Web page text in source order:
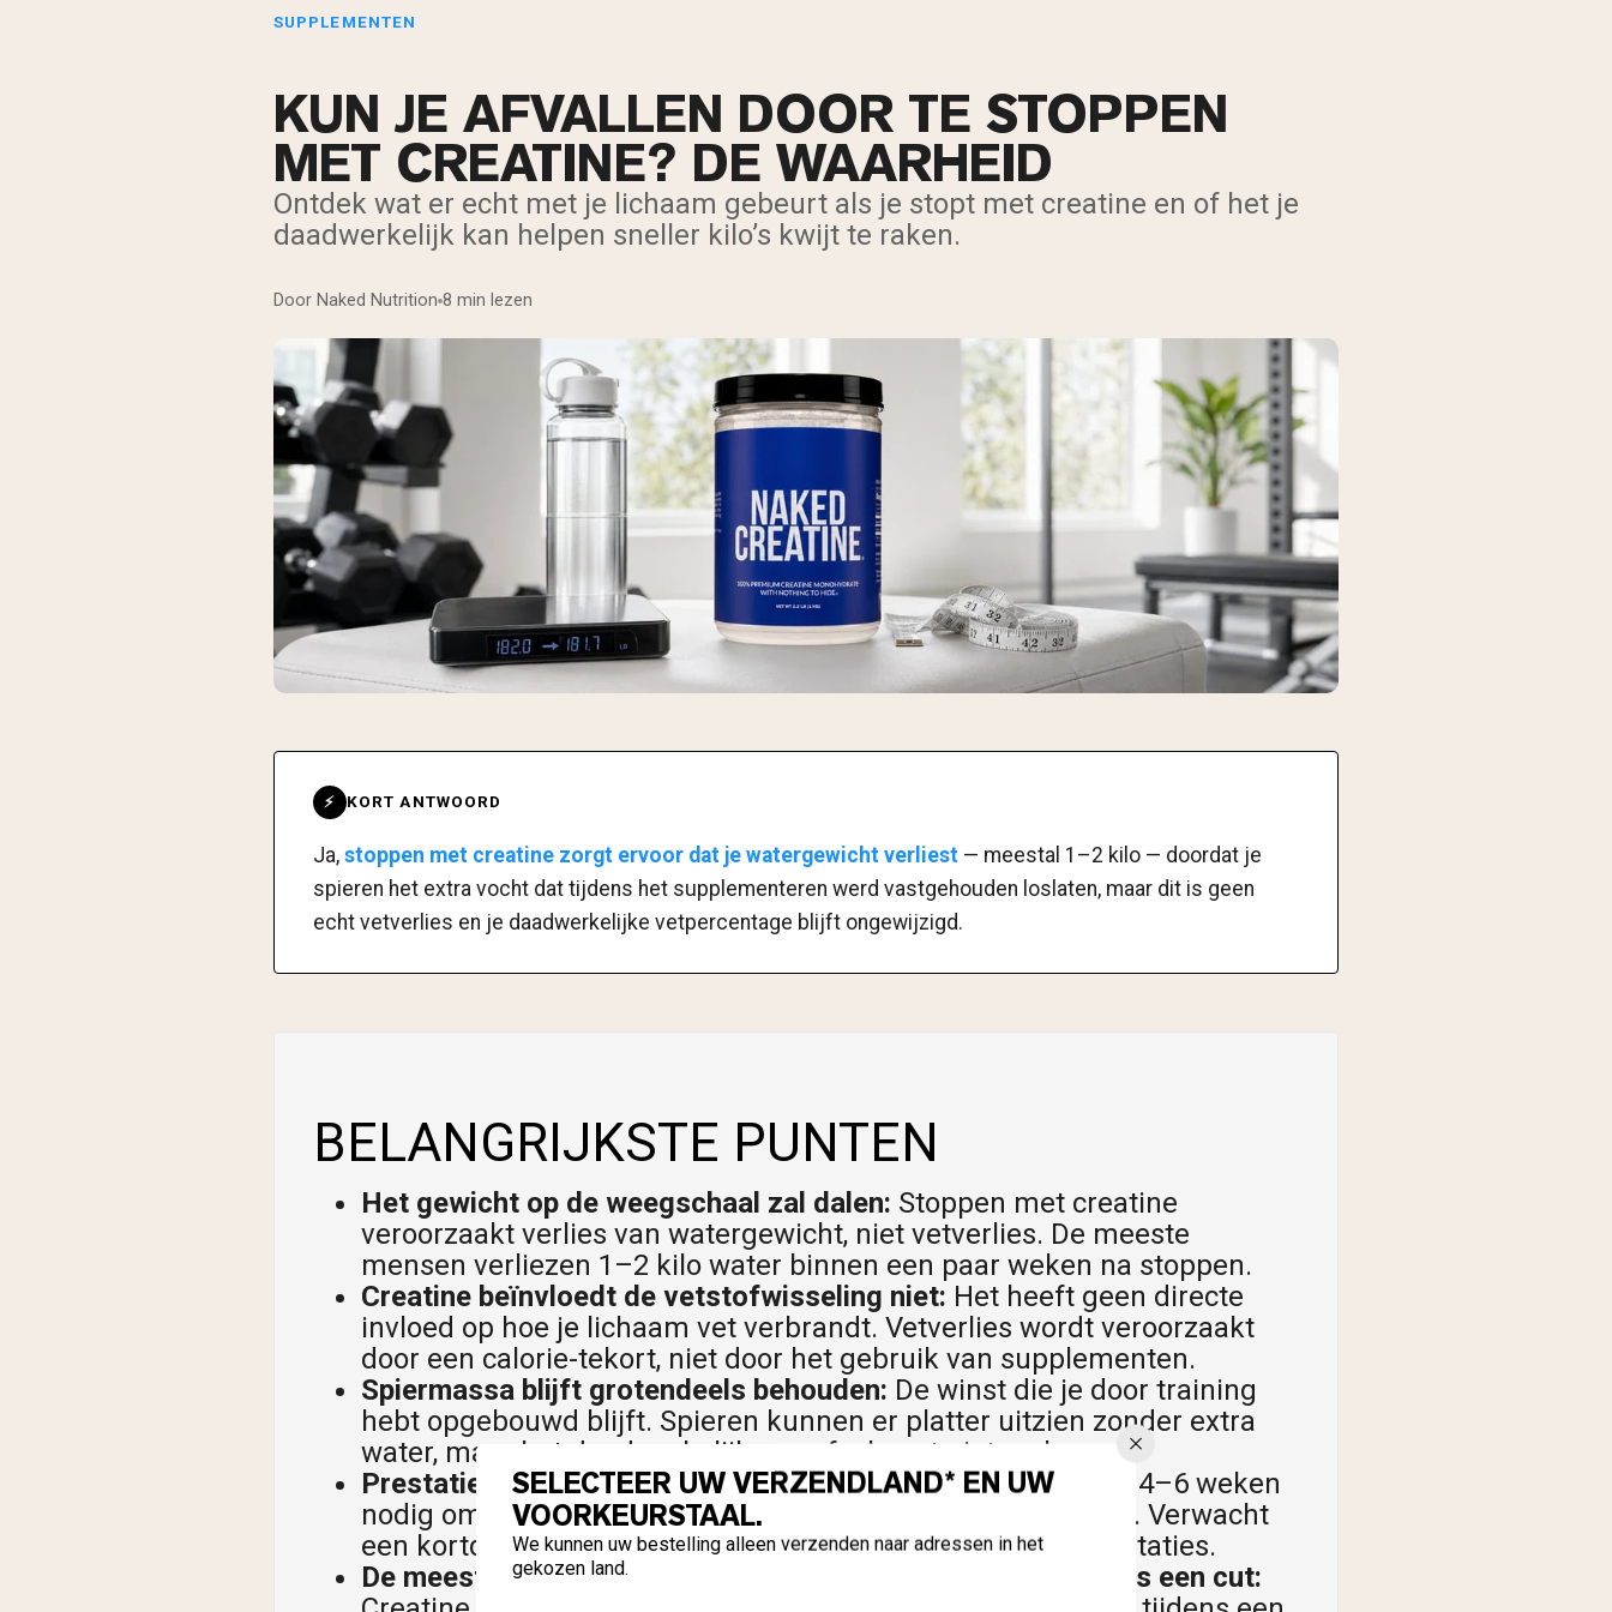
SUPPLEMENTEN
KUN JE AFVALLEN DOOR TE STOPPEN
MET CREATINE? DE WAARHEID
Ontdek wat er echt met je lichaam gebeurt als je stopt met creatine en of het je
daadwerkelijk kan helpen sneller kilo’s kwijt te raken.
Door Naked Nutrition 8 min lezen
⚡ KORT ANTWOORD
Ja, stoppen met creatine zorgt ervoor dat je watergewicht verliest — meestal 1–2 kilo — doordat je
spieren het extra vocht dat tijdens het supplementeren werd vastgehouden loslaten, maar dit is geen
echt vetverlies en je daadwerkelijke vetpercentage blijft ongewijzigd.
BELANGRIJKSTE PUNTEN
Het gewicht op de weegschaal zal dalen: Stoppen met creatine
veroorzaakt verlies van watergewicht, niet vetverlies. De meeste
mensen verliezen 1–2 kilo water binnen een paar weken na stoppen.
Creatine beïnvloedt de vetstofwisseling niet: Het heeft geen directe
invloed op hoe je lichaam vet verbrandt. Vetverlies wordt veroorzaakt
door een calorie-tekort, niet door het gebruik van supplementen.
Spiermassa blijft grotendeels behouden: De winst die je door training
hebt opgebouwd blijft. Spieren kunnen er platter uitzien zonder extra
water, maar het daadwerkelijke weefsel gaat niet verloren.
Prestaties dalen tijdelijk:Creatinefosfaatvoorraden hebben 4–6 weken
nodig om weer op het normale niveau te komen na stoppen. Verwacht
een kortdurende vermindering van de hoge-intensiteitsprestaties.
De meeste mensen moeten creatine blijven gebruiken tijdens een cut:
SELECTEER UW VERZENDLAND* EN UW
VOORKEURSTAAL.
We kunnen uw bestelling alleen verzenden naar adressen in het
gekozen land.